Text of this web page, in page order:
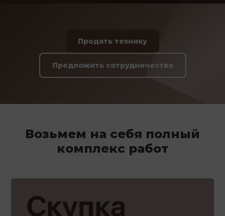
Продать технику
Предложить сотрудничество
Возьмем на себя полный
комплекс работ